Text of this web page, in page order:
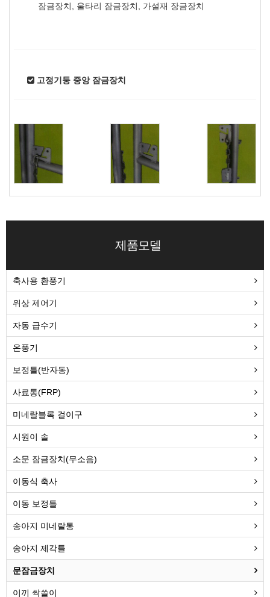
잠금장치, 울타리 잠금장치, 가설재 장금장치
고정기둥 중앙 잠금장치
제품모델
축사용 환풍기
위상 제어기
자동 급수기
온풍기
보정틀(반자동)
사료통(FRP)
미네랄블록 걸이구
시원이 솔
소문 잠금장치(무소음)
이동식 축사
이동 보정틀
송아지 미네랄통
송아지 제각틀
문잠금장치
이끼 싹쓸이